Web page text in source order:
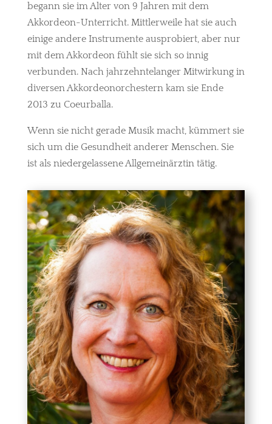
begann sie im Alter von 9 Jahren mit dem
Akkordeon-Unterricht. Mittlerweile hat sie auch
einige andere Instrumente ausprobiert, aber nur
mit dem Akkordeon fühlt sie sich so innig
verbunden. Nach jahrzehntelanger Mitwirkung in
diversen Akkordeonorchestern kam sie Ende
2013 zu Coeurballa.
Wenn sie nicht gerade Musik macht, kümmert sie
sich um die Gesundheit anderer Menschen. Sie
ist als niedergelassene Allgemeinärztin tätig.